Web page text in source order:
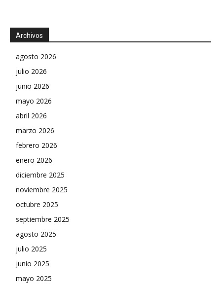
Archivos
agosto 2026
julio 2026
junio 2026
mayo 2026
abril 2026
marzo 2026
febrero 2026
enero 2026
diciembre 2025
noviembre 2025
octubre 2025
septiembre 2025
agosto 2025
julio 2025
junio 2025
mayo 2025